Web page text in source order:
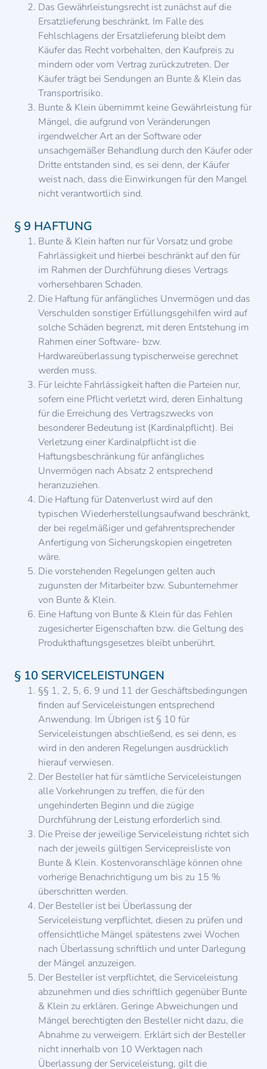
Das Gewährleistungsrecht ist zunächst auf die
Ersatzlieferung beschränkt. Im Falle des
Fehlschlagens der Ersatzlieferung bleibt dem
Käufer das Recht vorbehalten, den Kaufpreis zu
mindern oder vom Vertrag zurückzutreten. Der
Käufer trägt bei Sendungen an Bunte & Klein das
Transportrisiko.
Bunte & Klein übernimmt keine Gewährleistung für
Mängel, die aufgrund von Veränderungen
irgendwelcher Art an der Software oder
unsachgemäßer Behandlung durch den Käufer oder
Dritte entstanden sind, es sei denn, der Käufer
weist nach, dass die Einwirkungen für den Mangel
nicht verantwortlich sind.
§ 9 HAFTUNG
Bunte & Klein haften nur für Vorsatz und grobe
Fahrlässigkeit und hierbei beschränkt auf den für
im Rahmen der Durchführung dieses Vertrags
vorhersehbaren Schaden.
Die Haftung für anfängliches Unvermögen und das
Verschulden sonstiger Erfüllungsgehilfen wird auf
solche Schäden begrenzt, mit deren Entstehung im
Rahmen einer Software- bzw.
Hardwareüberlassung typischerweise gerechnet
werden muss.
Für leichte Fahrlässigkeit haften die Parteien nur,
sofern eine Pflicht verletzt wird, deren Einhaltung
für die Erreichung des Vertragszwecks von
besonderer Bedeutung ist (Kardinalpflicht). Bei
Verletzung einer Kardinalpflicht ist die
Haftungsbeschränkung für anfängliches
Unvermögen nach Absatz 2 entsprechend
heranzuziehen.
Die Haftung für Datenverlust wird auf den
typischen Wiederherstellungsaufwand beschränkt,
der bei regelmäßiger und gefahrentsprechender
Anfertigung von Sicherungskopien eingetreten
wäre.
Die vorstehenden Regelungen gelten auch
zugunsten der Mitarbeiter bzw. Subunternehmer
von Bunte & Klein.
Eine Haftung von Bunte & Klein für das Fehlen
zugesicherter Eigenschaften bzw. die Geltung des
Produkthaftungsgesetzes bleibt unberührt.
§ 10 SERVICELEISTUNGEN
§§ 1, 2, 5, 6, 9 und 11 der Geschäftsbedingungen
finden auf Serviceleistungen entsprechend
Anwendung. Im Übrigen ist § 10 für
Serviceleistungen abschließend, es sei denn, es
wird in den anderen Regelungen ausdrücklich
hierauf verwiesen.
Der Besteller hat für sämtliche Serviceleistungen
alle Vorkehrungen zu treffen, die für den
ungehinderten Beginn und die zügige
Durchführung der Leistung erforderlich sind.
Die Preise der jeweilige Serviceleistung richtet sich
nach der jeweils gültigen Servicepreisliste von
Bunte & Klein. Kostenvoranschläge können ohne
vorherige Benachrichtigung um bis zu 15 %
überschritten werden.
Der Besteller ist bei Überlassung der
Serviceleistung verpflichtet, diesen zu prüfen und
offensichtliche Mängel spätestens zwei Wochen
nach Überlassung schriftlich und unter Darlegung
der Mängel anzuzeigen.
Der Besteller ist verpflichtet, die Serviceleistung
abzunehmen und dies schriftlich gegenüber Bunte
& Klein zu erklären. Geringe Abweichungen und
Mängel berechtigten den Besteller nicht dazu, die
Abnahme zu verweigern. Erklärt sich der Besteller
nicht innerhalb von 10 Werktagen nach
Überlassung der Serviceleistung, gilt die